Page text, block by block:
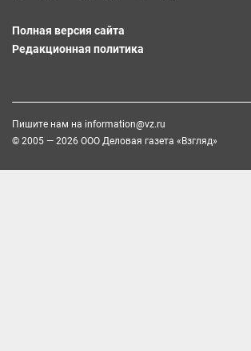
Полная версия сайта
Редакционная политика
Пишите нам на information@vz.ru
© 2005 — 2026 ООО Деловая газета «Взгляд»